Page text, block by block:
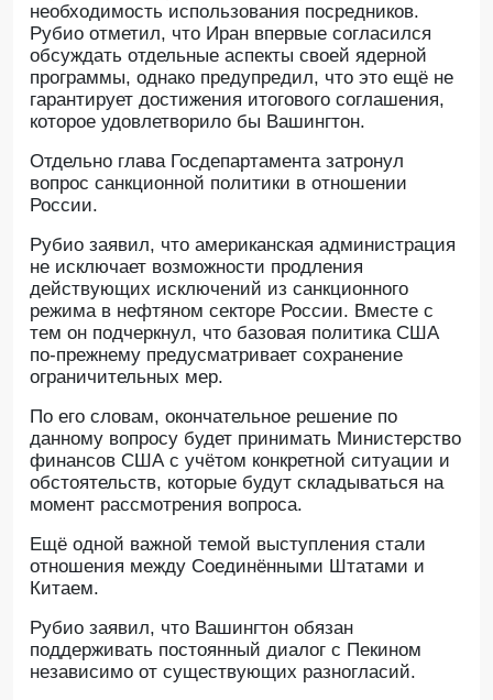
необходимость использования посредников.
Рубио отметил, что Иран впервые согласился
обсуждать отдельные аспекты своей ядерной
программы, однако предупредил, что это ещё не
гарантирует достижения итогового соглашения,
которое удовлетворило бы Вашингтон.
Отдельно глава Госдепартамента затронул
вопрос санкционной политики в отношении
России.
Рубио заявил, что американская администрация
не исключает возможности продления
действующих исключений из санкционного
режима в нефтяном секторе России. Вместе с
тем он подчеркнул, что базовая политика США
по-прежнему предусматривает сохранение
ограничительных мер.
По его словам, окончательное решение по
данному вопросу будет принимать Министерство
финансов США с учётом конкретной ситуации и
обстоятельств, которые будут складываться на
момент рассмотрения вопроса.
Ещё одной важной темой выступления стали
отношения между Соединёнными Штатами и
Китаем.
Рубио заявил, что Вашингтон обязан
поддерживать постоянный диалог с Пекином
независимо от существующих разногласий.